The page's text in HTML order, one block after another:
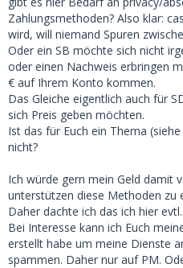
Zahlungsmethoden? Also klar:
wird, will niemand Spuren
Oder ein SB möchte sich nicht
oder einen Nachweis erbringen
€ auf Ihrem Konto kommen.
Das Gleiche eigentlich auch für
sich Preis geben möchten.
Ist das für Euch ein Thema
nicht?
Ich würde gern mein Geld damit
unterstützen diese Methoden zu
Daher dachte ich das ich hier
Bei Interesse kann ich Euch
erstellt habe um meine Dienste
spammen. Daher nur auf PM.